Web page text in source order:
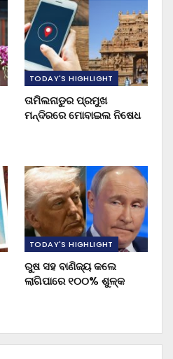
TODAY'S HIGHLIGHT
ତାମିଲନାଡୁର ପ୍ରମୁଖ
ମନ୍ଦିରରେ ମୋବାଇଲ ନିଷେଧ
TODAY'S HIGHLIGHT
ରୁଷ ସହ ବାଣିଜ୍ୟ କଲେ
ଲାଗିପାରେ ୧୦୦% ଶୁଳ୍କ